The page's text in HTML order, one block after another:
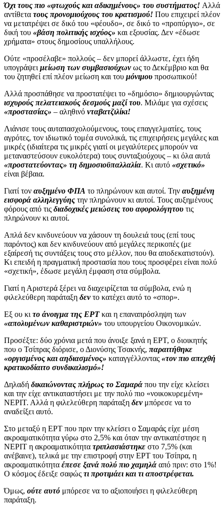
Όχι τους πιο «φτωχούς και αδικημένους» του συστήματος! Αλλά
αντίθετα τους προνομιούχους του κρατισμού! Που επιχειρεί πλέον
να μετατρέψει σε δικό του «φέουδο», σε δικό το «προπύργιο», σε
δική του «βάση πολιτικής ισχύος» και εξουσίας. Δεν «έδωσε
χρήματα» στους δημοσίους υπαλλήλους.
Ούτε «προσέλαβε» πολλούς – δεν μπορεί άλλωστε, έχει ήδη
υπογράψει μείωση των συμβασιούχωνως το Δεκέμβριο και θα
του ζητηθεί επί πλέον μείωση και του μόνιμου προσωπικού!
Αλλά προσπάθησε να προστατέψει το «δημόσιο» δημιουργώντας
ισχυρούς πελατειακούς δεσμούς μαζί του. Μιλάμε για σχέσεις
«προστασίας» – αληθινό νταβατζιλίκι!
Λιάνισε τους αυταπασχολούμενους, τους επαγγελματίες, τους
αγρότες, τον ιδιωτικό τομέα συνολικά, τις επιχειρήσεις μεγάλες και
μικρές (ιδιαίτερα τις μικρές γιατί οι μεγαλύτερες μπορούν να
μεταναστεύσουν ευκολότερα) τους συνταξιούχους – κι όλα αυτά
«προστατεύοντας» τη δημοσιοϋπαλλαλία. Κι αυτό «σχετικό»
είναι βέβαια.
Γιατί τον αυξημένο ΦΠΑ το πληρώνουν και αυτοί. Την αυξημένη
εισφορά αλληλεγγύης την πληρώνουν κι αυτοί. Τους αυξημένους
φόρους από τις διαδοχικές μειώσεις του αφορολόγητου τις
πληρώνουν κι αυτοί.
Απλά δεν κινδυνεύουν να χάσουν τη δουλειά τους (επί τους
παρόντος) και δεν κινδυνεύουν από μεγάλες περικοπές (με
εξαίρεσή τις συντάξεις τους στο μέλλον, που θα αποδεκατιστούν).
Κι επειδή η πραγματική προστασία που τους προσφέρει είναι πολύ
«σχετική», έδωσε μεγάλη έμφαση στα σύμβολα.
Γιατί η Αριστερά ξέρει να διαχειρίζεται τα σύμβολα, ενώ η
φιλελεύθερη παράταξη δεντο κατέχει αυτό το «σπορ».
Εξ ου κι το άνοιγμα της ΕΡΤκαι η επαναπρόσληψη των
«απολυμένων καθαριστριών» του υπουργείου Οικονομικών.
Προσέξτε: δύο χρόνια μετά που άνοιξε ξανά η ΕΡΤ, ο διοικητής
που ο Τσίπρας διόρισε, ο Διονύσης Τσακνής, παραιτήθηκε
«οργισμένος και αηδιασμένος» καταγγέλλοντας «τον πιο απεχθή
κρατικοδίαιτο συνδικαλισμό»!
Δηλαδή δικαιώνοντας πλήρως το Σαμαρά που την είχε κλείσει
και την είχε αντικαταστήσει με την πολύ πιο «νοικοκυρεμένη»
ΝΕΡΙΤ. Αλλά η φιλελεύθερη παράταξη δενμπόρεσε να το
αναδείξει αυτό.
Στο μεταξύ η ΕΡΤ που πριν την κλείσει ο Σαμαράς είχε μέση
ακροαματικότητα γύρω στο 2,5% και όταν την αντικατέστησε η
ΝΕΡΙΤ η ακροαματικότητα τριπλασιάστηκε στο 7,5% (και
ανέβαινε), τελικά με την επιστροφή στην ΕΡΤ του Τσίπρα, η
ακροαματικότητα έπεσε ξανά πολύ πιο χαμηλά από πριν: στο 1%!
Ο κόσμος έδειξε σαφώς τι προτιμάει και τι αποστρέφεται.
Όμως, ούτε αυτό μπόρεσε να το αξιοποιήσει η φιλελεύθερη
παράταξη.